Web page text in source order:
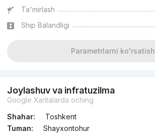
Ta'mirlash
Ship Balandligi
Parametrlarni ko'rsatish
Joylashuv va infratuzilma
Google Xaritalarda oching
Shahar:
Toshkent
Tuman:
Shayxontohur